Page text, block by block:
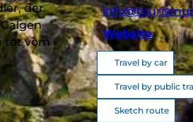
der
tot vom
Website
Travel by car
Travel by public
Sketch route